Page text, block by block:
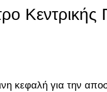
κεφαλή για την